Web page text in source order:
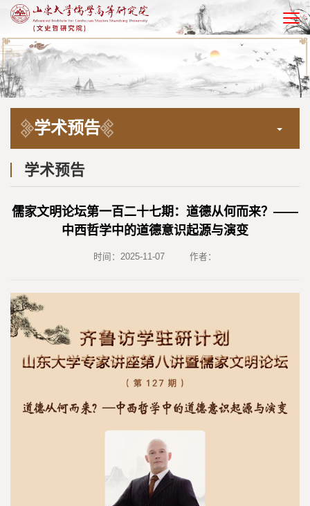
EN
学术预告
学术预告
儒家文明论坛第一百二十七期：道德从何而来？——
中西哲学中的道德意识起源与演变
时间：2025-11-07 作者：